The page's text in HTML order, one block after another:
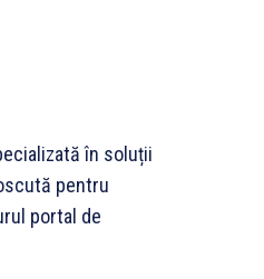
în soluții
pentru
portal de